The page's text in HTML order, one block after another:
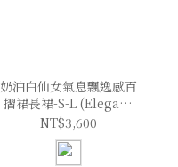
奶油白仙女氣息飄逸感百
摺裙長裙-S-L (Elegant
& Love)
NT$3,600